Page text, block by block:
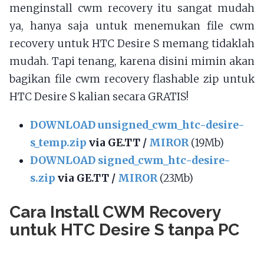
menginstall cwm recovery itu sangat mudah
ya, hanya saja untuk menemukan file cwm
recovery untuk HTC Desire S memang tidaklah
mudah. Tapi tenang, karena disini mimin akan
bagikan file cwm recovery flashable zip untuk
HTC Desire S kalian secara GRATIS!
DOWNLOAD unsigned_cwm_htc-desire-
s_temp.zip via GE.TT / MIROR(19Mb)
DOWNLOAD signed_cwm_htc-desire-
s.zip via GE.TT / MIROR(23Mb)
Cara Install CWM Recovery
untuk HTC Desire S tanpa PC